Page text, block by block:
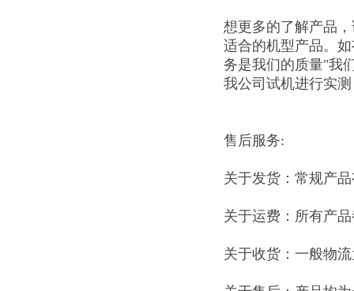
想更多的了解产品
适合的机型产品。
务是我们的质量"我
我公司试机进行实
售后服务:
关于发货：常规产
关于运费：所有产
关于收货：一般物